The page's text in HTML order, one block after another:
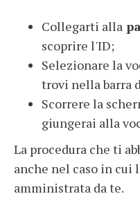
Collegarti alla
scoprire l'ID;
Selezionare la
trovi nella barra
Scorrere la
giungerai alla
La procedura che ti
anche nel caso in cui
amministrata da te.